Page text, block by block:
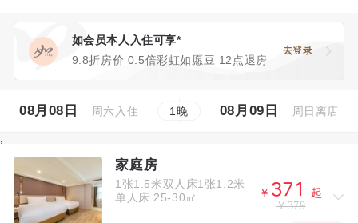
如会员本人入住可享*
9.8折房价 0.5倍彩虹如愿豆 12点退房
去登录
08月08日 周六入住 1晚 08月09日 周日离店
;
家庭房
1张1.5米双人床1张1.2米
单人床 25-30㎡ ￥   
起
￥379